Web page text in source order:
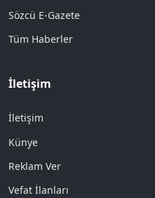
Sözcü E-Gazete
Tüm Haberler
İletişim
İletişim
Künye
Reklam Ver
Vefat İlanları